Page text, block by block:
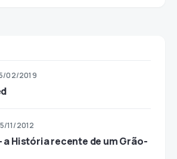
02/2019
11/2012
a História recente de um Grão-